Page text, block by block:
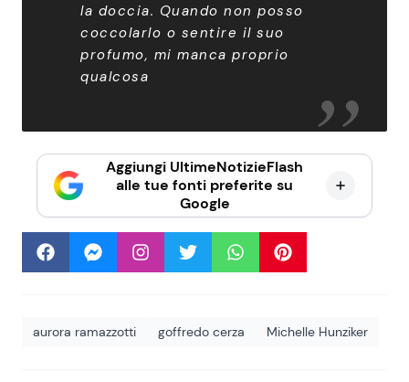
la doccia. Quando non posso
coccolarlo o sentire il suo
profumo, mi manca proprio
qualcosa
Aggiungi UltimeNotizieFlash
alle tue fonti preferite su
Google
aurora ramazzotti goffredo cerza Michelle Hunziker